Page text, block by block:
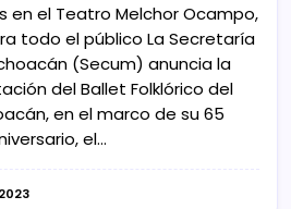
en el Teatro Melchor Ocampo,
todo el público La Secretaría
(Secum) anuncia la
del Ballet Folklórico del
en el marco de su 65
el…